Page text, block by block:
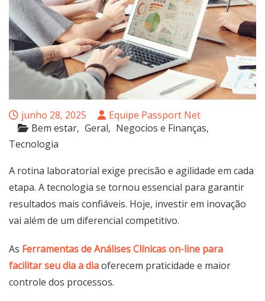
junho 28, 2025
Equipe Passport Net
Bem estar Geral
Negocios e Finanças
Tecnologia
A rotina laboratorial exige precisão e agilidade em cada
etapa. A tecnologia se tornou essencial para garantir
resultados mais confiáveis. Hoje, investir em inovação
vai além de um diferencial competitivo.
As Ferramentas de Análises Clínicas on-line para
facilitar seu dia a diaoferecem praticidade e maior
controle dos processos.